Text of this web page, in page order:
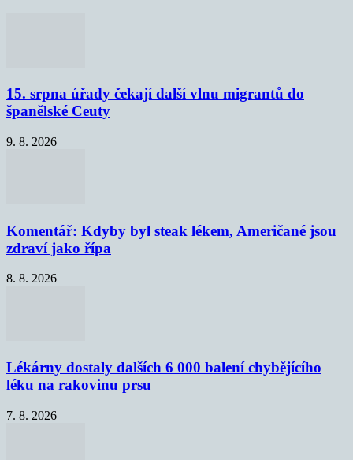
15. srpna úřady čekají další vlnu migrantů do
španělské Ceuty
9. 8. 2026
Komentář: Kdyby byl steak lékem, Američané jsou
zdraví jako řípa
8. 8. 2026
Lékárny dostaly dalších 6 000 balení chybějícího
léku na rakovinu prsu
7. 8. 2026